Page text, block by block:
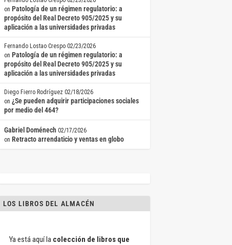
on Patología de un régimen regulatorio: a
propósito del Real Decreto 905/2025 y su
aplicación a las universidades privadas
Fernando Lostao Crespo 02/23/2026
on Patología de un régimen regulatorio: a
propósito del Real Decreto 905/2025 y su
aplicación a las universidades privadas
Diego Fierro Rodríguez 02/18/2026
on ¿Se pueden adquirir participaciones sociales
por medio del 464?
Gabriel Doménech 02/17/2026
on Retracto arrendaticio y ventas en globo
LOS LIBROS DEL ALMACÉN
Ya está aquí la colección de libros que